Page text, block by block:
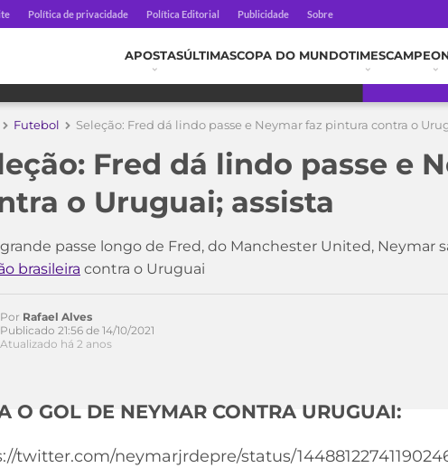
Política de privacidade Política Editorial Publicidade Sobre
APOSTASÚLTIMASCOPA DO MUNDOTIMES
Futebol Seleção: Fred dá lindo passe e Neymar faz pintura contra o
Fred dá lindo passe e
o Uruguai; assista
passe longo de Fred, do Manchester United, Neymar
brasileira contra o Uruguai
Por Rafael Alves
Publicado 21:56 de 14/10/2021
Atualizado há 2 anos
O GOL DE NEYMAR CONTRA URUGUAI:
twitter.com/neymarjrdepre/status/